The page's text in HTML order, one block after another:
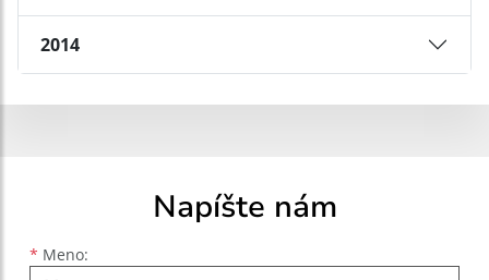
2014
Napíšte nám
* Meno:
Meno
Priezvisko
E-mailová adresa